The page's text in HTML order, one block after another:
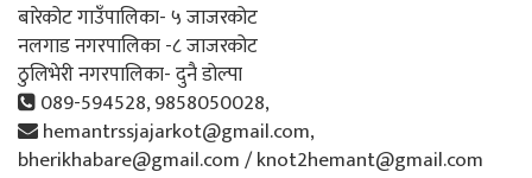
बारेकोट गाउँपालिका- ५ जाजरकोट
नलगाड नगरपालिका -८ जाजरकोट
ठुलिभेरी नगरपालिका- दुनै डोल्पा
089-594528, 9858050028,
hemantrssjajarkot@gmail.com,
bherikhabare@gmail.com / knot2hemant@gmail.com